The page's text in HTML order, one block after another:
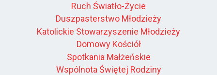
Ruch Światło-Życie
Duszpasterstwo Młodzieży
Katolickie Stowarzyszenie Młodzieży
Domowy Kościół
Spotkania Małżeńskie
Wspólnota Świętej Rodziny